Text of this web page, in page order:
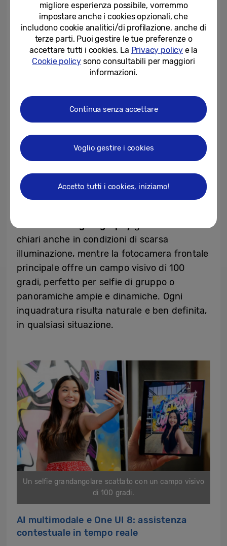
combinazione conAI ProVisual Engine, la
fotocamera offre immagini più nitide e colori
più vivi.
Dettagli catturati con la fotocamera da 200
La modalità
chiari anche in condizioni di scarsa
illuminazione, mentre la fotocamera frontale
principale offre un campo visivo di 100
gradi, perfetto per selfie di gruppo o
panoramiche ampie e dinamiche. Ogni
inquadratura risulta naturale e ben definita,
in qualsiasi situazione.
Un selfie grandangolare scattato con un campo visivo
di 100 gradi.
AI multimodale e One UI 8: assistenza
contestuale in tempo reale
migliore esperienza possibile, vorremmo
impostare anche i cookies opzionali, che
includono cookie analitici/di profilazione, anche di
terze parti. Puoi gestire le tue preferenze o
accettare tutti i cookies. La Privacy policye la
Cookie policy sono consultabili per maggiori
informazioni.
Continua senza accettare
Voglio gestire i cookies
Accetto tutti i cookies, iniziamo!